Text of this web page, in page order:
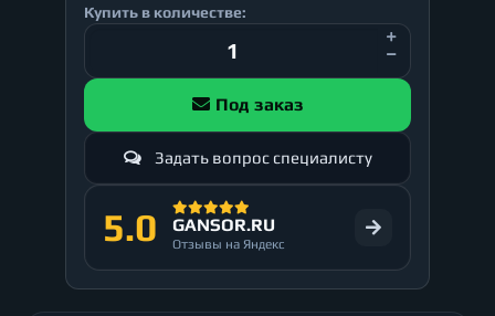
Купить в количестве:
Под заказ
Задать вопрос специалисту
5.0 GANSOR.RU
Отзывы на Яндекс